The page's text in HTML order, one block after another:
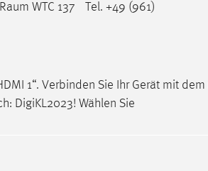
Raum WTC 137 Tel. +49 (961)
1“. Verbinden Sie Ihr Gerät mit dem
DigiKL2023! Wählen Sie